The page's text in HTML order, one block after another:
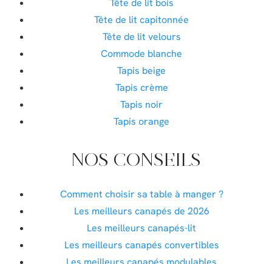
Tête de lit bois
Tête de lit capitonnée
Tête de lit velours
Commode blanche
Tapis beige
Tapis crème
Tapis noir
Tapis orange
NOS CONSEILS
Comment choisir sa table à manger ?
Les meilleurs canapés de 2026
Les meilleurs canapés-lit
Les meilleurs canapés convertibles